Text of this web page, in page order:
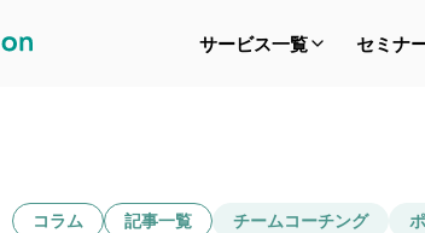
サービス一覧 セミナ
コラム 記事一覧 チームコーチング